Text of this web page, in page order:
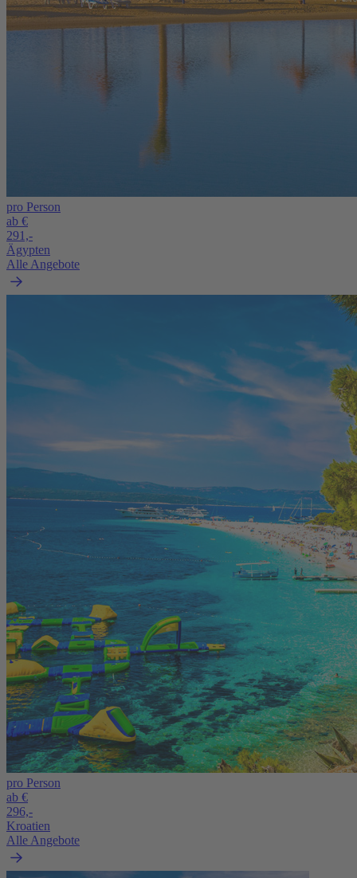
pro Person
ab €
291,-
Ägypten
Alle Angebote
pro Person
ab €
296,-
Kroatien
Alle Angebote